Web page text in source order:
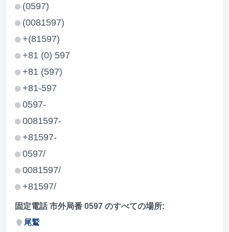
(0597)
(0081597)
+(81597)
+81 (0) 597
+81 (597)
+81-597
0597-
0081597-
+81597-
0597/
0081597/
+81597/
固定電話 市外局番 0597 のすべての場所:
尾鷲